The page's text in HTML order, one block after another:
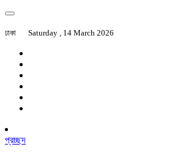
ঢাকা Saturday , 14 March 2026
প্রচ্ছদ